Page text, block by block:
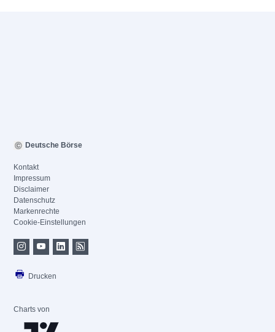
Deutsche Börse
Kontakt
Impressum
Disclaimer
Datenschutz
Markenrechte
Cookie-Einstellungen
Drucken
Charts von